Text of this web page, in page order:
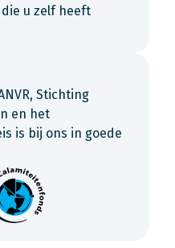
u zelf heeft
Stichting
en het
is bij ons in goede